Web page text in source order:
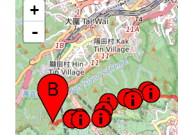
+
-